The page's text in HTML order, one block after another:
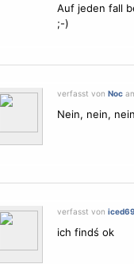
Auf jeden fall
;-)
verfasst von Noc
Nein, nein,
verfasst von iced69
ich findś ok